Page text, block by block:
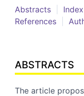
Abstracts Index
References
ABSTRACTS
The article